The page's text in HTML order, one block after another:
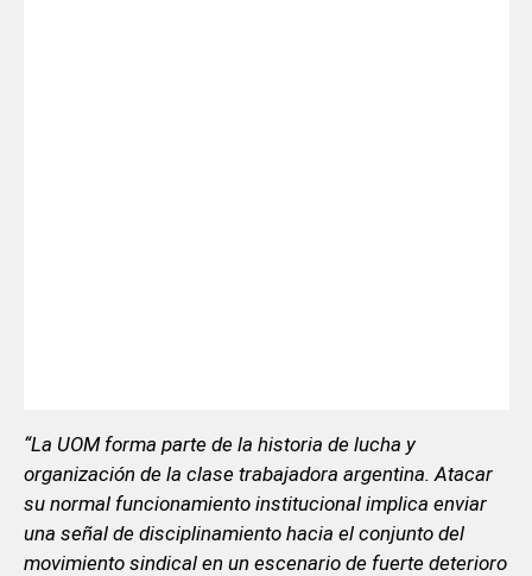
“La UOM forma parte de la historia de lucha y
organización de la clase trabajadora argentina. Atacar
su normal funcionamiento institucional implica enviar
una señal de disciplinamiento hacia el conjunto del
movimiento sindical en un escenario de fuerte deterioro